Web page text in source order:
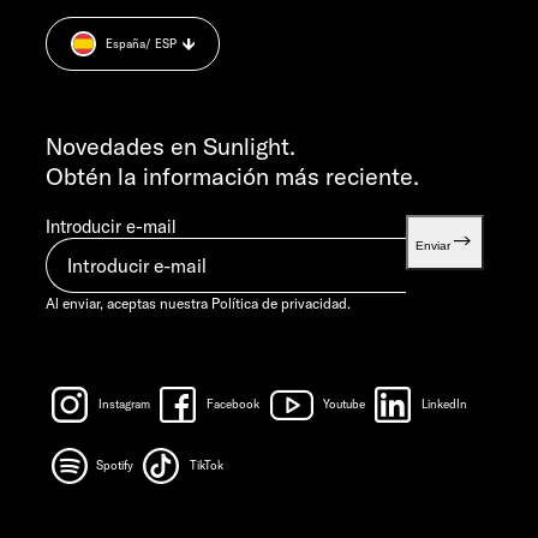
L-J 7:30-12:00 Y 13:00-16:00
VIE 7:30-12:00
info@sunlight.de
Cookie Consent
Información sobre el peso.
Novedades en Sunlight.
Obtén la información más reciente.
Introducir e-mail
Enviar
Al enviar, aceptas nuestra Política de privacidad.
Instagram Facebook Youtube LinkedIn
Spotify TikTok
España/ ESP